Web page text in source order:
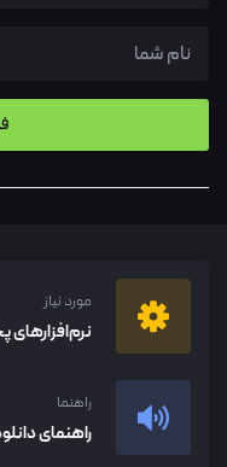
مورد نیاز
راهنما
راهنمای